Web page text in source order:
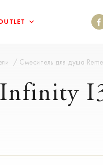
Смеситель для душа